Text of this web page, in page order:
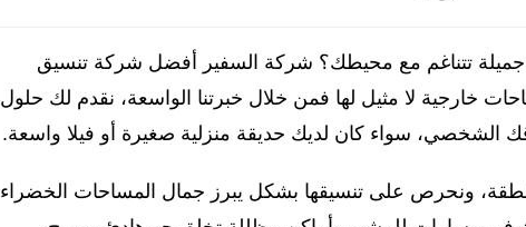
تتناغم مع محيطك؟ شركة السفير أفضل شركة تنسيق
خارجية لا مثيل لها فمن خلال خبرتنا الواسعة، نقدم لك حلول
الشخصي، سواء كان لديك حديقة منزلية صغيرة أو فيلا واسعة.
ونحرص على تنسيقها بشكل يبرز جمال المساحات الخضراء